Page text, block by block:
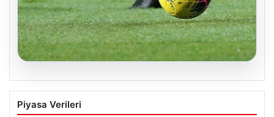
08.08.2026
Bugün hangi maçlar var? 08 Ağustos
Cumartesi 2026 günün maç programı,
Piyasa Verileri